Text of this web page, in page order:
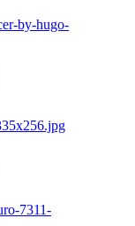
by-hugo-
7311-